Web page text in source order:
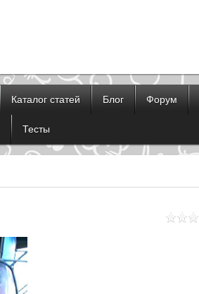
Каталог статей Блог Форум
Тесты